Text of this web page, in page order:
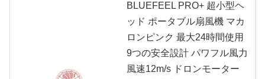
BLUEFEEL PRO+ 超小型ヘ
ッド ポータブル扇風機 マカ
ロンピンク 最大24時間使用
9つの安全設計 パワフル風力
風速12m/s ドロンモーター